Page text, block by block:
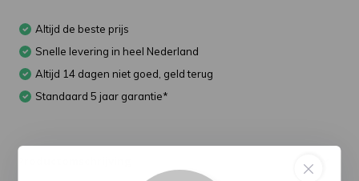
Altijd de beste prijs
Snelle levering in heel Nederland
Altijd 14 dagen niet goed, geld terug
Standaard 5 jaar garantie*